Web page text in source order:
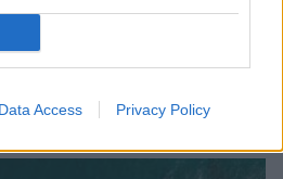
Data Access Privacy Policy
Χρηματοδότηση 9
του οδικού